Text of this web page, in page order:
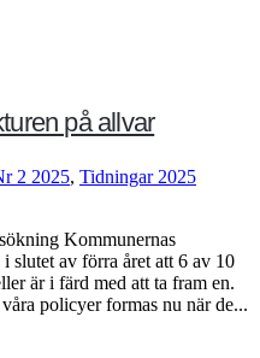
på allvar
2 2025, Tidningar 2025
Kommunernas
slutet av förra året att 6 av 10
är i färd med att ta fram en.
policyer formas nu när de...